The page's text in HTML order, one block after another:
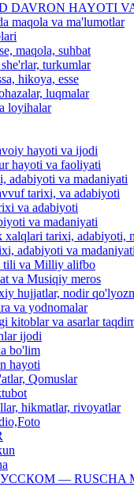
DAVRON HAYOTI
maqola va ma'lumotlar
maqola, suhbat
turkumlar
hikoya, esse
luqmalar
loyihalar
hayoti va ijodi
hayoti va faoliyati
adabiyoti va madaniyati
tarixi, va adabiyoti
va adabiyoti
va madaniyati
xalqlari tarixi, adabiyoti,
adabiyoti va madaniyati
tili va Milliy alifbo
va Musiqiy meros
hujjatlar, nodir
va yodnomalar
kitoblar va asarlar
ijodi
bo'lim
hayoti
Qomuslar
hikmatlar, rivoyatlar
— RUSCHA